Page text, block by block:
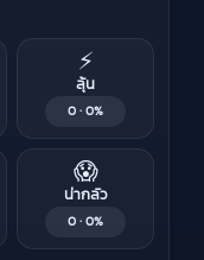
⚡
ลุ้น
0 · 0%
😱
น่ากลัว
0 · 0%